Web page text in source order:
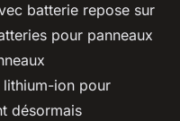
batterie repose sur
pour panneaux
ion pour
désormais